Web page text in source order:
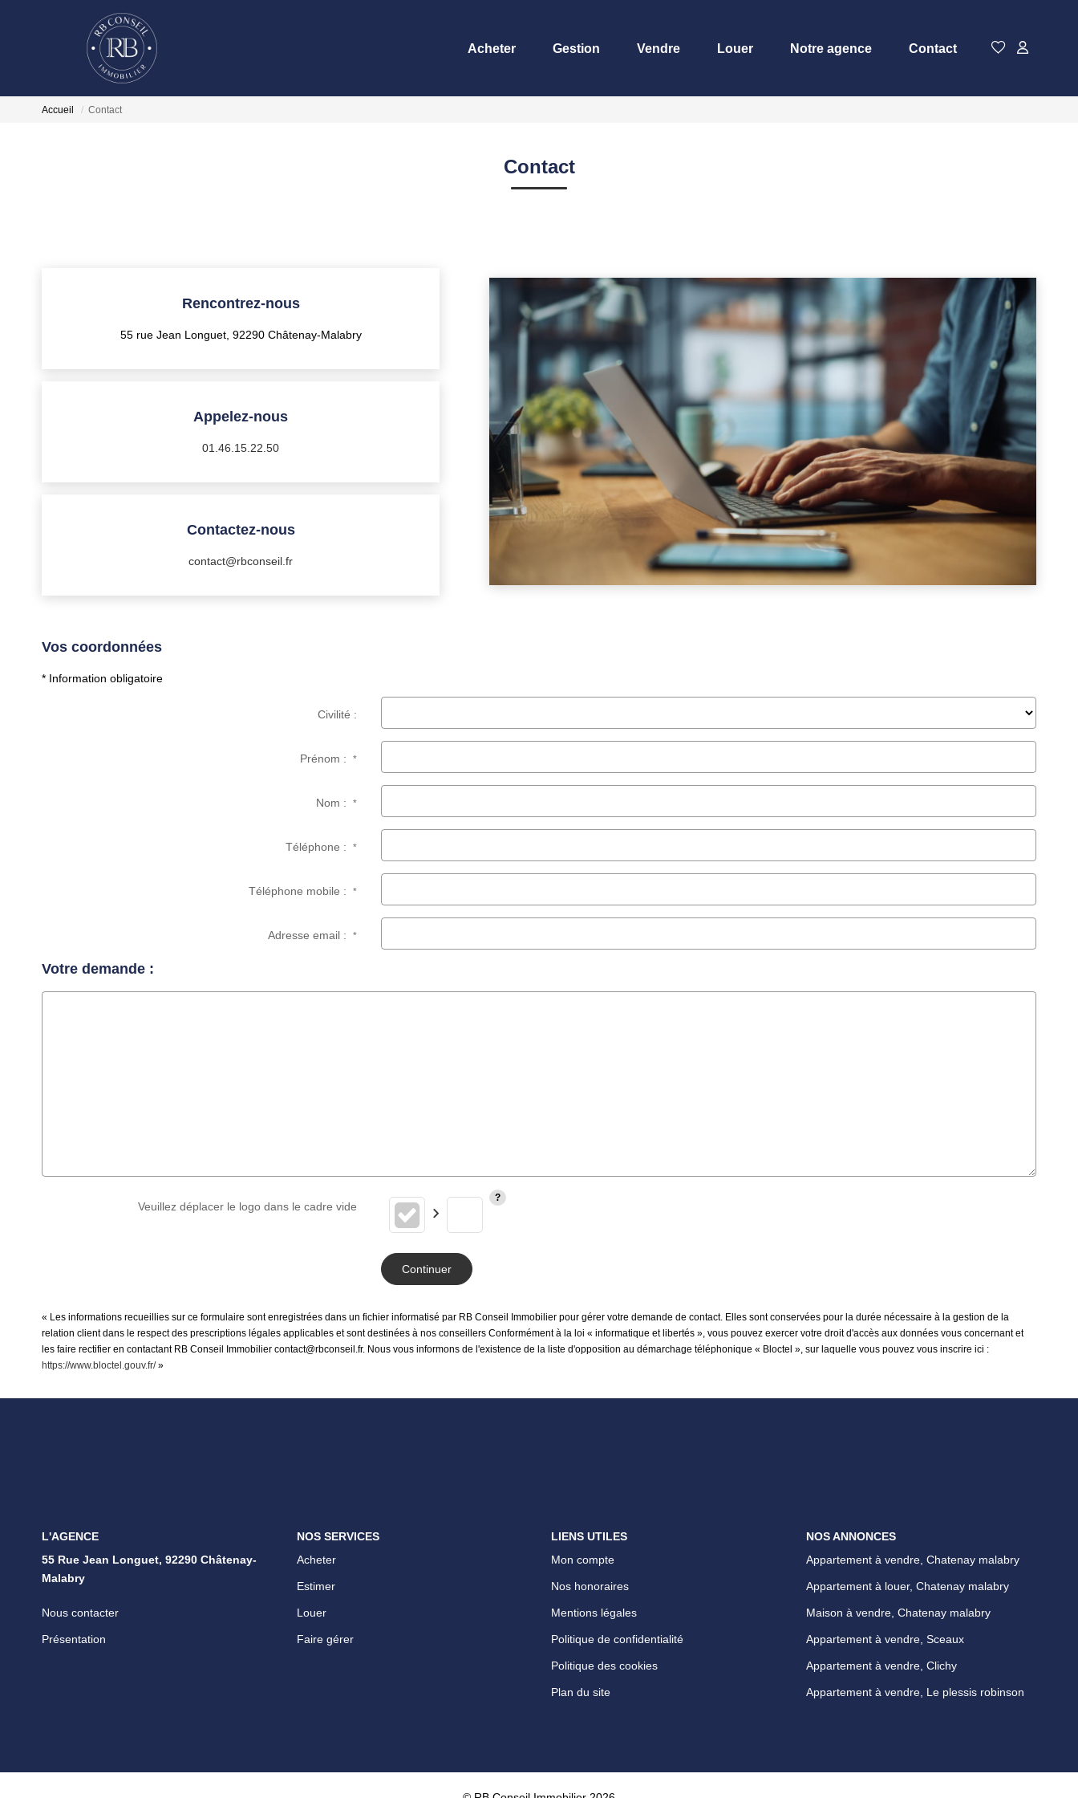
Acheter Gestion Vendre Louer Notre agence Contact
Accueil Contact
Contact
Rencontrez-nous
55 rue Jean Longuet, 92290 Châtenay-Malabry
Appelez-nous
01.46.15.22.50
Contactez-nous
contact@rbconseil.fr
Vos coordonnées
* Information obligatoire
Civilité :
Prénom :*
Nom :*
Téléphone :*
Téléphone mobile :*
Adresse email :*
Votre demande :
Veuillez déplacer le logo dans le cadre vide
Continuer
« Les informations recueillies sur ce formulaire sont enregistrées dans un fichier informatisé par RB Conseil Immobilier pour gérer votre demande de contact. Elles sont conservées pour la durée nécessaire à la gestion de la
relation client dans le respect des prescriptions légales applicables et sont destinées à nos conseillers Conformément à la loi « informatique et libertés », vous pouvez exercer votre droit d'accès aux données vous concernant et
les faire rectifier en contactant RB Conseil Immobilier contact@rbconseil.fr. Nous vous informons de l'existence de la liste d'opposition au démarchage téléphonique « Bloctel », sur laquelle vous pouvez vous inscrire ici :
https://www.bloctel.gouv.fr/»
L'AGENCE
55 Rue Jean Longuet, 92290 Châtenay-
Malabry
Nous contacter
Présentation
NOS SERVICES
Acheter
Estimer
Louer
Faire gérer
LIENS UTILES
Mon compte
Nos honoraires
Mentions légales
Politique de confidentialité
Politique des cookies
Plan du site
NOS ANNONCES
Appartement à vendre, Chatenay malabry
Appartement à louer, Chatenay malabry
Maison à vendre, Chatenay malabry
Appartement à vendre, Sceaux
Appartement à vendre, Clichy
Appartement à vendre, Le plessis robinson